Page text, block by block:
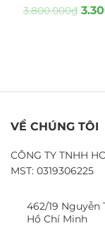
3.800.000₫
VỀ CHÚNG TÔI
CÔNG TY TNHH
MST: 0319306225
462/19 Nguyễn
Hồ Chí Minh